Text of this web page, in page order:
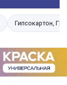
Гипсокартон,